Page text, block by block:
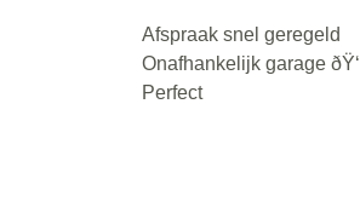
Afspraak snel geregeld
Onafhankelijk garage ðŸ‘
Perfect